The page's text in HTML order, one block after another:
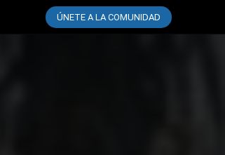
ÚNETE A LA COMUNIDAD